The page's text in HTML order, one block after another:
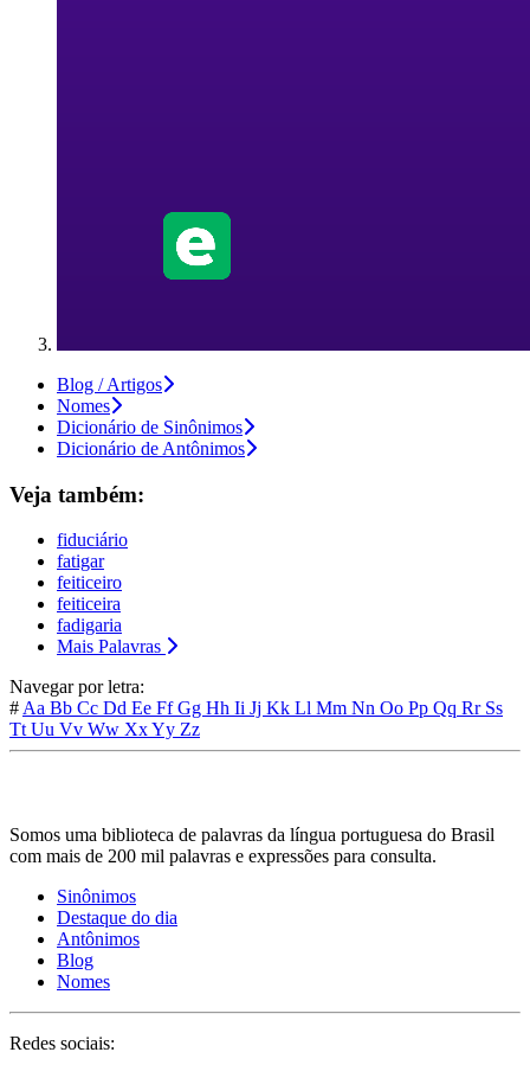
Blog / Artigos
Nomes
Dicionário de Sinônimos
Dicionário de Antônimos
Veja também:
fiduciário
fatigar
feiticeiro
feiticeira
fadigaria
Mais Palavras
Navegar por letra:
# Aa Bb Cc Dd Ee FfGg Hh Ii Jj Kk Ll Mm Nn Oo Pp Qq Rr Ss
Tt Uu Vv Ww XxYy Zz
Somos uma biblioteca de palavras da língua portuguesa do Brasil
com mais de 200 mil palavras e expressões para consulta.
Sinônimos
Destaque do dia
Antônimos
Blog
Nomes
Redes sociais: